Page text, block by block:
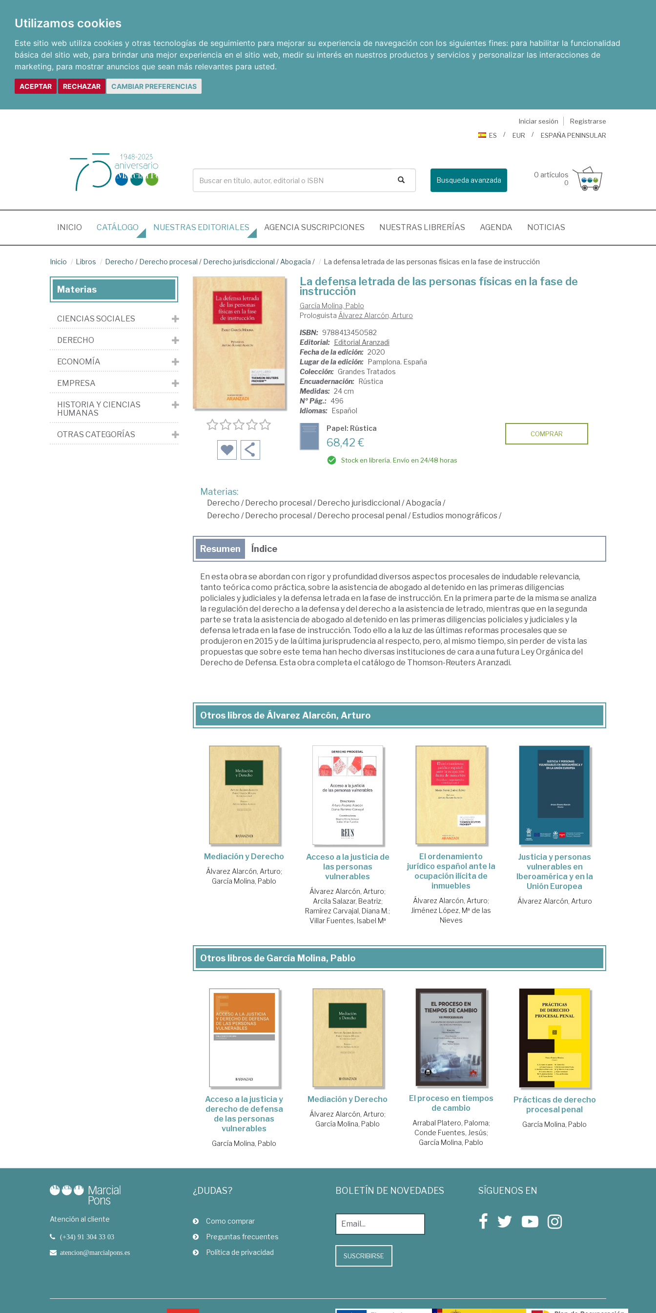
Utilizamos cookies
Este sitio web utiliza cookies y otras tecnologías de seguimiento para mejorar su experiencia de navegación con los siguientes fines: para habilitar la funcionalidad
básica del sitio web, para brindar una mejor experiencia en el sitio web, medir su interés en nuestros productos y servicios y personalizar las interacciones de
marketing, para mostrar anuncios que sean más relevantes para usted.
ACEPTAR RECHAZAR CAMBIAR PREFERENCIAS
Iniciar sesión
Registrarse
ES
EUR ESPAÑA PENINSULAR
Busqueda avanzada
0 artículos
0
INICIO (CURRENT)
CATÁLOGO NUESTRAS EDITORIALES AGENCIA SUSCRIPCIONES NUESTRAS LIBRERÍAS AGENDA NOTICIAS
Inicio Libros Derecho / Derecho procesal / Derecho jurisdiccional / Abogacía / La defensa letrada de las personas físicas en la fase de instrucción
La defensa letrada de las personas físicas en la fase de
instrucción
García Molina, Pablo
Prologuista Álvarez Alarcón, Arturo
ISBN: 9788413450582
Editorial: Editorial Aranzadi
Fecha de la edición: 2020
Lugar de la edición: Pamplona. España
Colección: Grandes Tratados
Encuadernación: Rústica
Medidas: 24 cm
Nº Pág.: 496
Idiomas: Español
Papel: Rústica
68,42 €
Stock en librería. Envío en 24/48 horas
COMPRAR
Materias:
Derecho /Derecho procesal /Derecho jurisdiccional /Abogacía /
Derecho /Derecho procesal /Derecho procesal penal /Estudios monográficos/
Resumen Índice
En esta obra se abordan con rigor y profundidad diversos aspectos procesales de indudable relevancia,
tanto teórica como práctica, sobre la asistencia de abogado al detenido en las primeras diligencias
policiales y judiciales y la defensa letrada en la fase de instrucción. En la primera parte de la misma se analiza
la regulación del derecho a la defensa y del derecho a la asistencia de letrado, mientras que en la segunda
parte se trata la asistencia de abogado al detenido en las primeras diligencias policiales y judiciales y la
defensa letrada en la fase de instrucción. Todo ello a la luz de las últimas reformas procesales que se
produjeron en 2015 y de la última jurisprudencia al respecto, pero, al mismo tiempo, sin perder de vista las
propuestas que sobre este tema han hecho diversas instituciones de cara a una futura Ley Orgánica del
Derecho de Defensa. Esta obra completa el catálogo de Thomson-Reuters Aranzadi.
Otros libros de Álvarez Alarcón, Arturo
Mediación y Derecho
Álvarez Alarcón, Arturo;
García Molina, Pablo
Acceso a la justicia de
las personas
vulnerables
Álvarez Alarcón, Arturo;
Arcila Salazar, Beatriz;
Ramírez Carvajal, Diana M.;
Villar Fuentes, Isabel Mª
El ordenamiento
jurídico español ante la
ocupación ilícita de
inmuebles
Álvarez Alarcón, Arturo;
Jiménez López, Mª de las
Nieves
Justicia y personas
vulnerables en
Iberoamérica y en la
Unión Europea
Álvarez Alarcón, Arturo
Otros libros de García Molina, Pablo
Acceso a la justicia y
derecho de defensa
de las personas
vulnerables
García Molina, Pablo
Mediación y Derecho
Álvarez Alarcón, Arturo;
García Molina, Pablo
El proceso en tiempos
de cambio
Arrabal Platero, Paloma;
Conde Fuentes, Jesús;
García Molina, Pablo
Prácticas de derecho
procesal penal
García Molina, Pablo
Materias
CIENCIAS SOCIALES
DERECHO
ECONOMÍA
EMPRESA
HISTORIA Y CIENCIAS
HUMANAS
OTRAS CATEGORÍAS
Atención al cliente
(+34) 91 304 33 03
atencion@marcialpons.es
¿DUDAS?
Como comprar
Preguntas frecuentes
Política de privacidad
BOLETÍN DE NOVEDADES
SUSCRIBIRSE
SÍGUENOS EN